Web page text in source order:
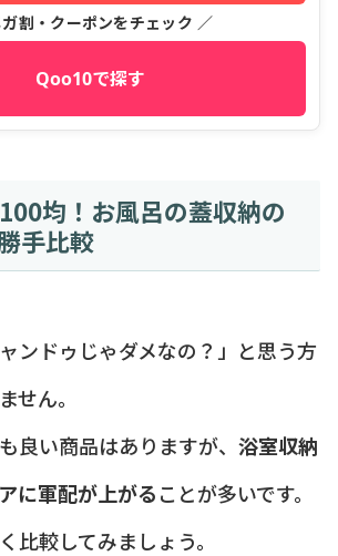
割・クーポンをチェック ／
Qoo10で探す
均！お風呂の蓋収納の
手比較
ンドゥじゃダメなの？」と思う方
せん。
良い商品はありますが、 浴室収納
に軍配が上がることが多いです。
比較してみましょう。